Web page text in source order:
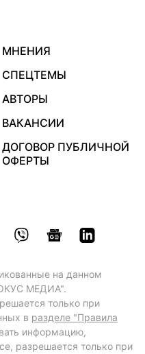
МНЕНИЯ
СПЕЦТЕМЫ
АВТОРЫ
ВАКАНСИИ
ДОГОВОР ПУБЛИЧНОЙ
ОФЕРТЫ
на данном
МЕДИА".
только при
в разделе "Правила
информацию,
разрешается только при